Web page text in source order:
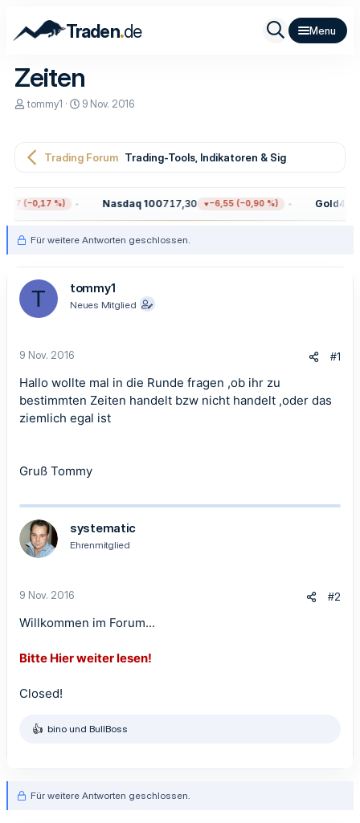
Traden.de
Zeiten
E
e
r
tommy1
E
e
l
m
9 Nov. 2016
Trading Forum Trading-Tools, Indikatoren & Signale
(−0,17 %) Nasdaq 100717,30 −6,55 (−0,90 %) Gold
Für weitere Antworten geschlossen.
T tommy1
Neues Mitglied
9 Nov. 2016 #1
Hallo wollte mal in die Runde fragen ,ob ihr zu
bestimmten Zeiten handelt bzw nicht handelt ,oder das
ziemlich egal ist
Gruß Tommy
systematic
Ehrenmitglied
9 Nov. 2016 #2
Willkommen im Forum...
Bitte Hier weiter lesen!
Closed!
R
i
bino und BullBoss
Für weitere Antworten geschlossen.